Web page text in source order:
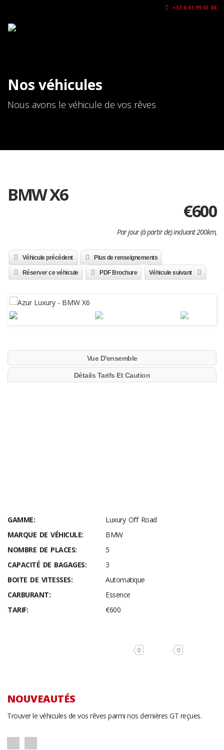
+33 6 61 99 63 86
Nos véhicules
Nous avons le véhicule de vos rêves
BMW X6
€600
Par jour (à partir de) incluant 200km,
Véhicule précédent Plus de renseignements
Réserver ce véhicule PDF Brochure Véhicule suivant
Vue D'ensemble
Détails Tarifs Et Caution
GAMME:
Luxury Off Road
MARQUE DE VÉHICULE:
BMW
NOMBRE DE PLACES:
5
CAPACITÉ DE BAGAGES:
3
BOITE DE VITESSES:
Automatique
CARBURANT:
Essence
TARIF:
€600
0 0
NOUVEAUTÉS
Trouver le véhicules de vos rêves parmi nos dernières GT reçues.